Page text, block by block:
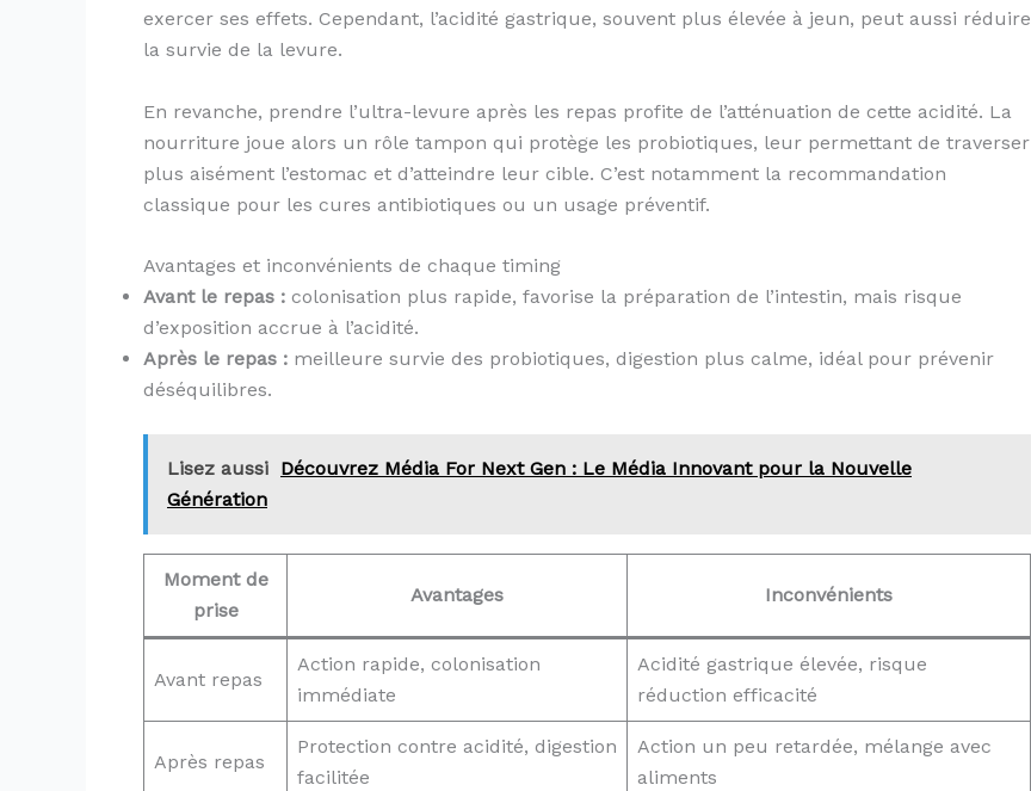
exercer ses effets. Cependant, l’acidité gastrique, souvent plus élevée à jeun, peut aussi réduire
la survie de la levure.
En revanche, prendre l’ultra-levure après les repas profite de l’atténuation de cette acidité. La
nourriture joue alors un rôle tampon qui protège les probiotiques, leur permettant de traverser
plus aisément l’estomac et d’atteindre leur cible. C’est notamment la recommandation
classique pour les cures antibiotiques ou un usage préventif.
Avantages et inconvénients de chaque timing
Avant le repas : colonisation plus rapide, favorise la préparation de l’intestin, mais risque
d’exposition accrue à l’acidité.
Après le repas : meilleure survie des probiotiques, digestion plus calme, idéal pour prévenir
déséquilibres.
Lisez aussi Découvrez Média For Next Gen : Le Média Innovant pour la Nouvelle
Génération
Moment de
prise
Avantages Inconvénients
Avant repas
Action rapide, colonisation
immédiate
Acidité gastrique élevée, risque
réduction efficacité
Après repas
Protection contre acidité, digestion
facilitée
Action un peu retardée, mélange avec
aliments